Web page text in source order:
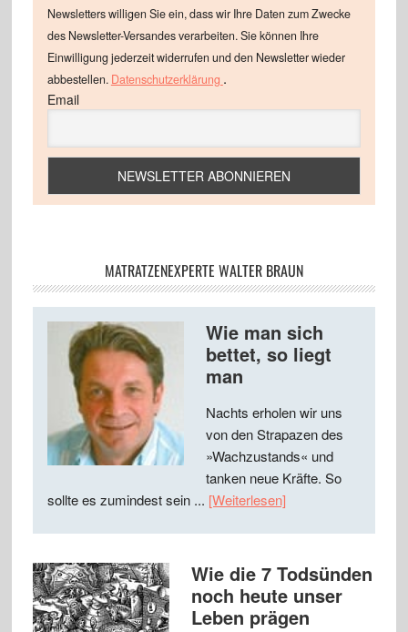
Newsletters willigen Sie ein, dass wir Ihre Daten zum Zwecke
des Newsletter-Versandes verarbeiten. Sie können Ihre
Einwilligung jederzeit widerrufen und den Newsletter wieder
abbestellen. Datenschutzerklärung .
Email
MATRATZENEXPERTE WALTER BRAUN
Wie man sich
bettet, so liegt
man
Nachts erholen wir uns
von den Strapazen des
»Wachzustands« und
tanken neue Kräfte. So
sollte es zumindest sein ... [Weiterlesen]
Wie die 7 Todsünden
noch heute unser
Leben prägen